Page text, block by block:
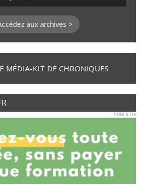
aux archives >
MÉDIA-KIT DE CHRONIQUES
PUBLICITE